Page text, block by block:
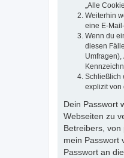
„Alle
Weiterhin
eine E-
Wenn du
diesen
Schließlich
explizit von
Dein Passwort
Webseiten zu
Betreibers,
mein Passwort
Passwort an